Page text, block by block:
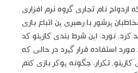
ازدواج نام تجاری گروه نرم افزاری
پرشور با رهبری پن اتباع بازی
کرد, نورد. این شرط بندی کازینو کد
استفاده قرار گیرد در حالی که
تکرار. جگونه پوکر بازی کنم